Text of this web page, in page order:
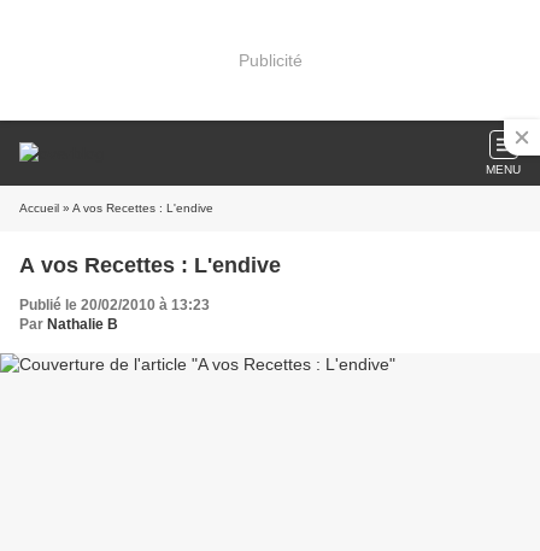
Publicité
MENU
Accueil » A vos Recettes : L'endive
A vos Recettes : L'endive
Publié le 20/02/2010 à 13:23
Par Nathalie B